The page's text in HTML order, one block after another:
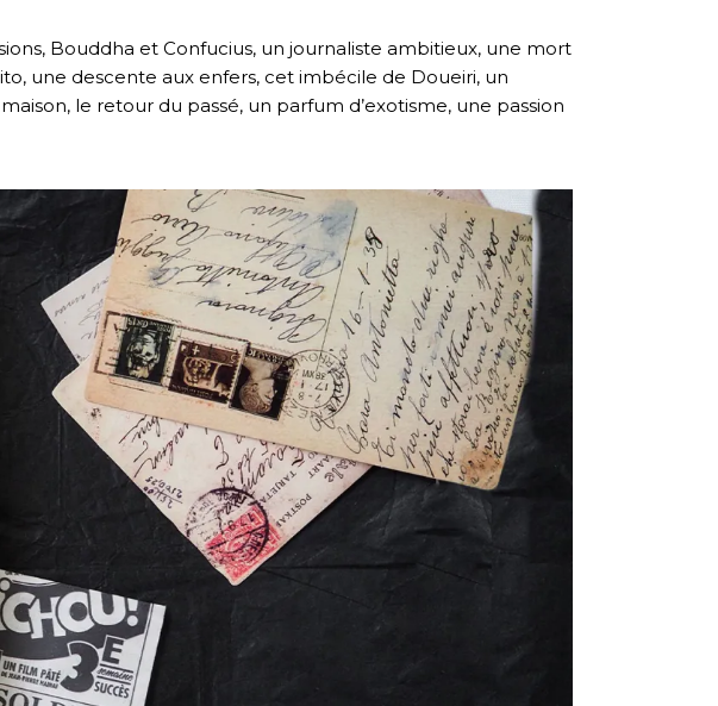
Bouddha et Confucius, un journaliste ambitieux, une mort
une descente aux enfers, cet imbécile de Doueiri, un
le retour du passé, un parfum d’exotisme, une passion